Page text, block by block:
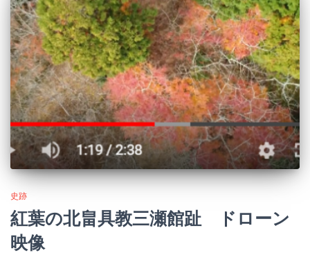
史跡
紅葉の北畠具教三瀬館趾 ドローン
映像